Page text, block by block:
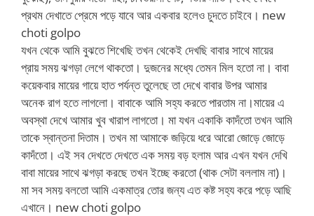
প্রথম দেখাতে প্রেমে পড়ে যাবে আর একবার হলেও চুদতে চাইবে। new
choti golpo
যখন থেকে আমি বুঝতে শিখেছি তখন থেকেই দেখছি বাবার সাথে মায়ের
প্রায় সময় ঝগড়া লেগে থাকতো। দুজনের মধ্যে তেমন মিল হতো না। বাবা
কয়েকবার মায়ের গায়ে হাত পর্যন্ত তুলেছে তা দেখে বাবার উপর আমার
অনেক রাগ হতে লাগলো। বাবাকে আমি সহ্য করতে পারতাম না।মায়ের এ
অবস্থা দেখে আমার খুব খারাপ লাগতো। মা যখন একাকি কাদঁতো তখন আমি
তাকে স্বান্তনা দিতাম। তখন মা আমাকে জড়িয়ে ধরে আরো জোড়ে জোড়ে
কাদঁতো। এই সব দেখতে দেখতে এক সময় বড় হলাম আর এখন যখন দেখি
বাবা মায়ের সাথে ঝগড়া করছে তখন ইচ্ছে করতো (থাক সেটা বললাম না)।
মা সব সময় বলতো আমি একমাত্র তোর জন্য এত কষ্ট সহ্য করে পড়ে আছি
এখানে। new choti golpo